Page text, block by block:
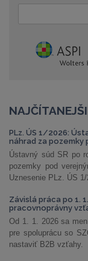
PLz. ÚS 1/2026:
náhrad za pozemky
Ústavný súd SR po
pozemky pod
Uznesenie PLz. ÚS
Závislá práca po 1.
pracovnoprávny
Od 1. 1. 2026 sa
pre spoluprácu so
nastaviť B2B vzťahy.